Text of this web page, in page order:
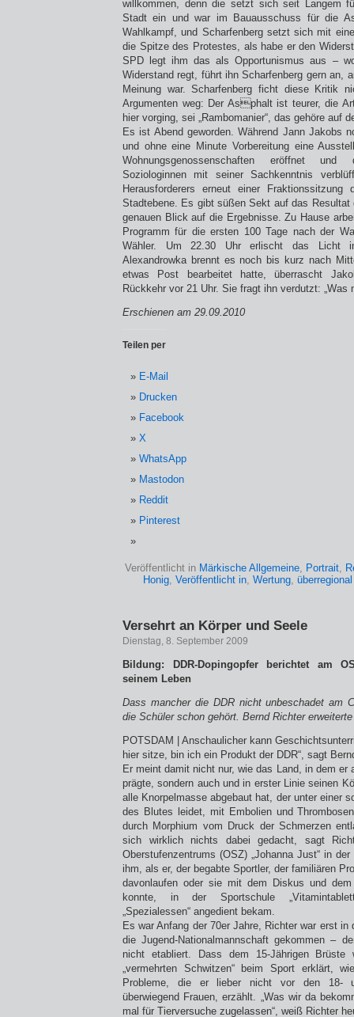
willkommen, denn die setzt sich seit Langem
Stadt ein und war im Bauausschuss für die
Wahlkampf, und Scharfenberg setzt sich mit
die Spitze des Protestes, als habe er den
SPD legt ihm das als Opportunismus aus –
Widerstand regt, führt ihn Scharfenberg gern an,
Meinung war. Scharfenberg ficht diese Kritik
Argumenten weg: Der Asphalt ist teurer, die
hier vorging, sei „Rambomanier“, das gehöre auf
Es ist Abend geworden. Während Jann Jakobs
und ohne eine Minute Vorbereitung eine
Wohnungsgenossenschaften eröffnet
Soziologinnen mit seiner Sachkenntnis
Herausforderers erneut einer
Stadtebene. Es gibt süßen Sekt auf das Resultat
genauen Blick auf die Ergebnisse. Zu Hause
Programm für die ersten 100 Tage nach der
Wähler. Um 22.30 Uhr erlischt das Licht
Alexandrowka brennt es noch bis kurz nach
etwas Post bearbeitet hatte, überrascht
Rückkehr vor 21 Uhr. Sie fragt ihn verdutzt: „Was
Erschienen am 29.09.2010
Teilen per
E-Mail
Drucken
Facebook
X
WhatsApp
Mastodon
Reddit
Pinterest
Veröffentlicht in Märkische Allgemeine, Portrait,
Honig, Veröffentlicht in, Wertung, überregional
Versehrt an Körper und Seele
Dienstag, 8. September 2009
Bildung: DDR-Dopingopfer berichtet am
seinem Leben
Dass mancher die DDR nicht unbeschadet am
die Schüler schon gehört. Bernd Richter
POTSDAM | Anschaulicher kann
hier sitze, bin ich ein Produkt der DDR“, sagt
Er meint damit nicht nur, wie das Land, in dem er
prägte, sondern auch und in erster Linie seinen
alle Knorpelmasse abgebaut hat, der unter einer
des Blutes leidet, mit Embolien und
durch Morphium vom Druck der Schmerzen
sich wirklich nichts dabei gedacht, sagt
Oberstufenzentrums (OSZ) „Johanna Just“ in
ihm, als er, der begabte Sportler, der familiären
davonlaufen oder sie mit dem Diskus und
konnte, in der Sportschule
„Spezialessen“ angedient bekam.
Es war Anfang der 70er Jahre, Richter war erst
die Jugend-Nationalmannschaft gekommen –
nicht etabliert. Dass dem 15-Jährigen Brüste
„vermehrten Schwitzen“ beim Sport erklärt,
Probleme, die er lieber nicht vor den 18-
überwiegend Frauen, erzählt. „Was wir da
mal für Tierversuche zugelassen“, weiß Richter